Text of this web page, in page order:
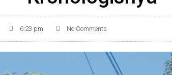
6:23 pm No Comments